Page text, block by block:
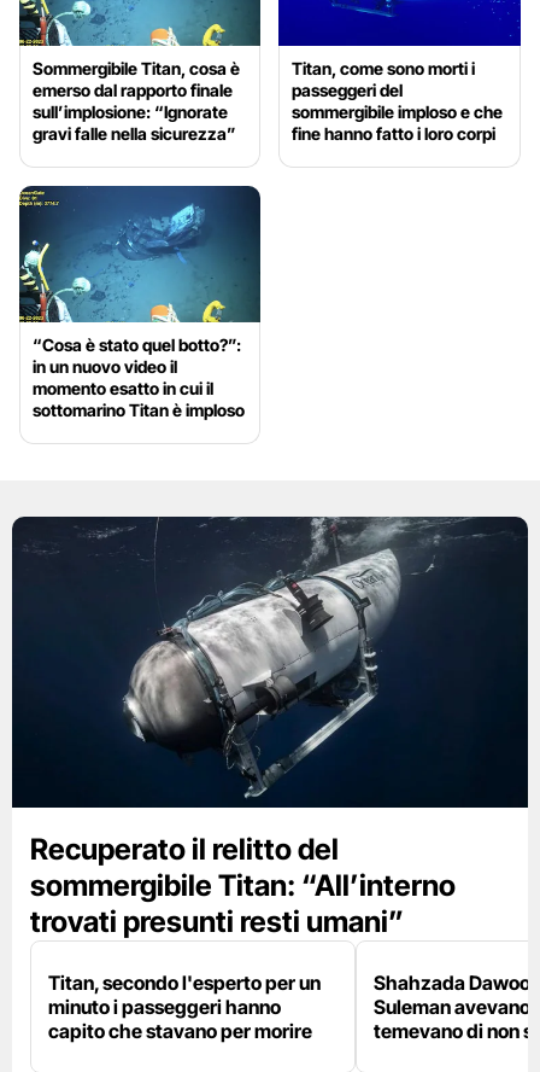
Sommergibile Titan, cosa è
emerso dal rapporto finale
sull’implosione: “Ignorate
gravi falle nella sicurezza”
Titan, come sono morti i
passeggeri del
sommergibile imploso e che
fine hanno fatto i loro corpi
“Cosa è stato quel botto?”:
in un nuovo video il
momento esatto in cui il
sottomarino Titan è imploso
Recuperato il relitto del
sommergibile Titan: “All’interno
trovati presunti resti umani”
Titan, secondo l'esperto per un
minuto i passeggeri hanno
capito che stavano per morire
Shahzada
Suleman avevano
temevano di non